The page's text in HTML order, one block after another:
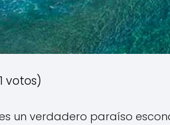
votos)
un verdadero paraíso